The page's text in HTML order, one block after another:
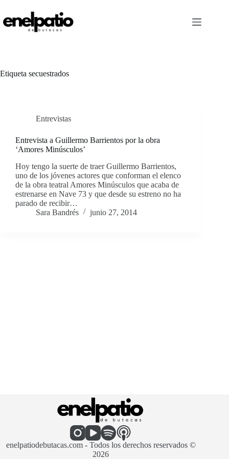
contenido
Etiqueta secuestrados
Entrevistas
Entrevista a Guillermo Barrientos por la obra
‘Amores Minúsculos’
Hoy tengo la suerte de traer Guillermo Barrientos,
uno de los jóvenes actores que conforman el elenco
de la obra teatral Amores Minúsculos que acaba de
estrenarse en Nave 73 y que desde su estreno no ha
parado de recibir…
Sara Bandrés
junio 27, 2014
enelpatiodebutacas.com - Todos los derechos reservados ©
2026